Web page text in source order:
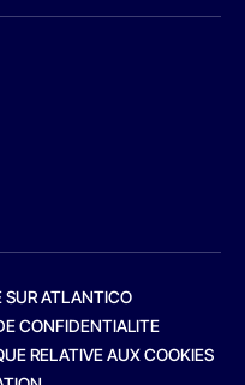
SUR ATLANTICO
CONFIDENTIALITE
RELATIVE AUX COOKIES